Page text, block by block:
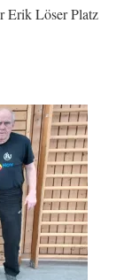
Erik Löser Platz